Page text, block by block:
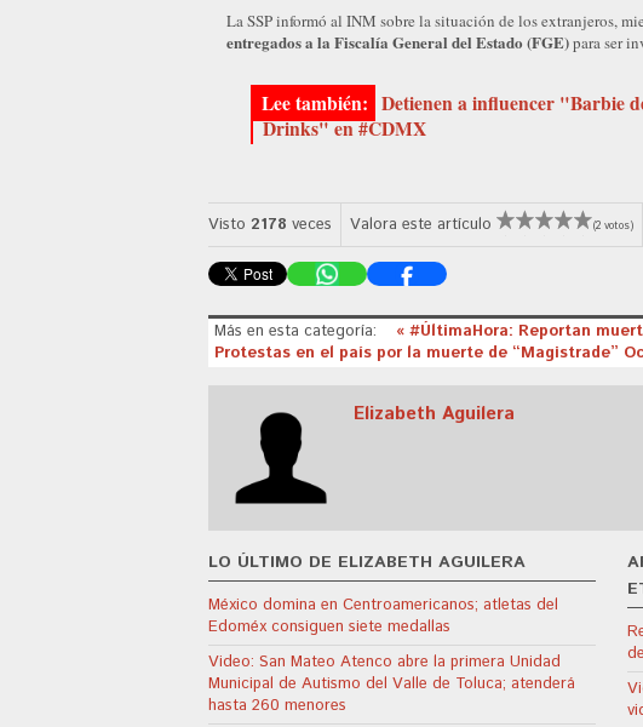
La SSP informó al INM sobre la situación de los extranjeros,
entregados a la Fiscalía General del Estado (FGE)para ser
Detienen a influencer "Barbie
Drinks" en #CDMX
Visto 2178 veces Valora este artículo (2 votos)
Más en esta categoría: « #ÚltimaHora: Reportan
Protestas en el país por la muerte de “Magistrade”
Elizabeth Aguilera
LO ÚLTIMO DE ELIZABETH AGUILERA
México domina en Centroamericanos; atletas del
Edoméx consiguen siete medallas
Video: San Mateo Atenco abre la primera Unidad
Municipal de Autismo del Valle de Toluca; atenderá
hasta 260 menores